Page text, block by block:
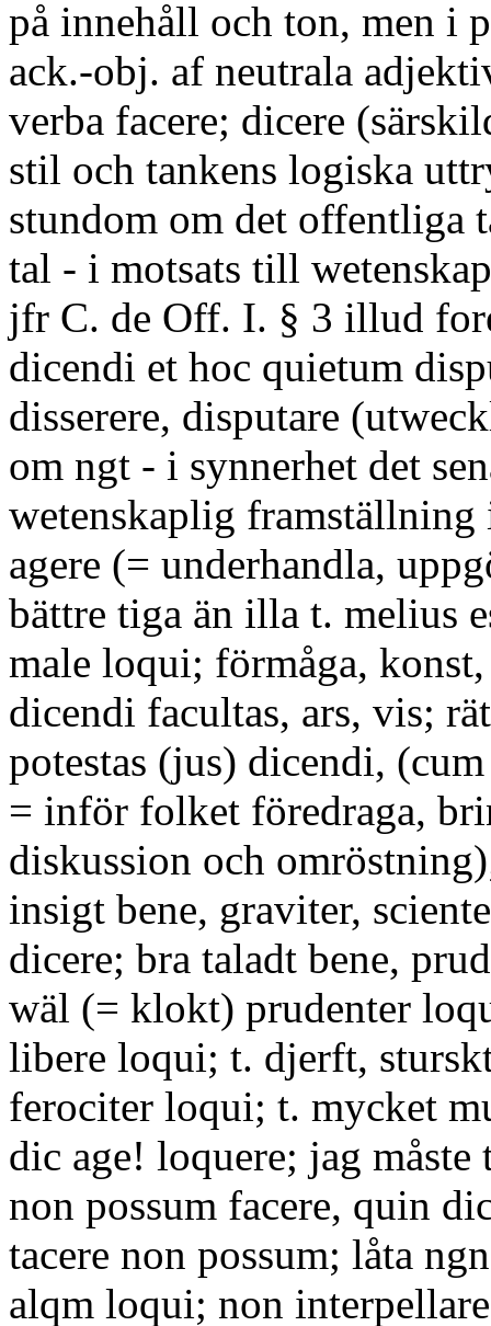
på innehåll och ton, men i
ack.-obj. af neutrala
verba facere; dicere
stil och tankens logiska
stundom om det offentliga
tal - i motsats till
jfr C. de Off. I. § 3 illud
dicendi et hoc quietum
disserere, disputare
om ngt - i synnerhet det
wetenskaplig
agere (= underhandla,
bättre tiga än illa t. melius
male loqui; förmåga,
dicendi facultas, ars, vis;
potestas (jus) dicendi,
= inför folket föredraga,
diskussion och
insigt bene, graviter,
dicere; bra taladt bene,
wäl (= klokt) prudenter
libere loqui; t. djerft,
ferociter loqui; t. mycket
dic age! loquere; jag måste
non possum facere, quin
tacere non possum; låta
alqm loqui; non